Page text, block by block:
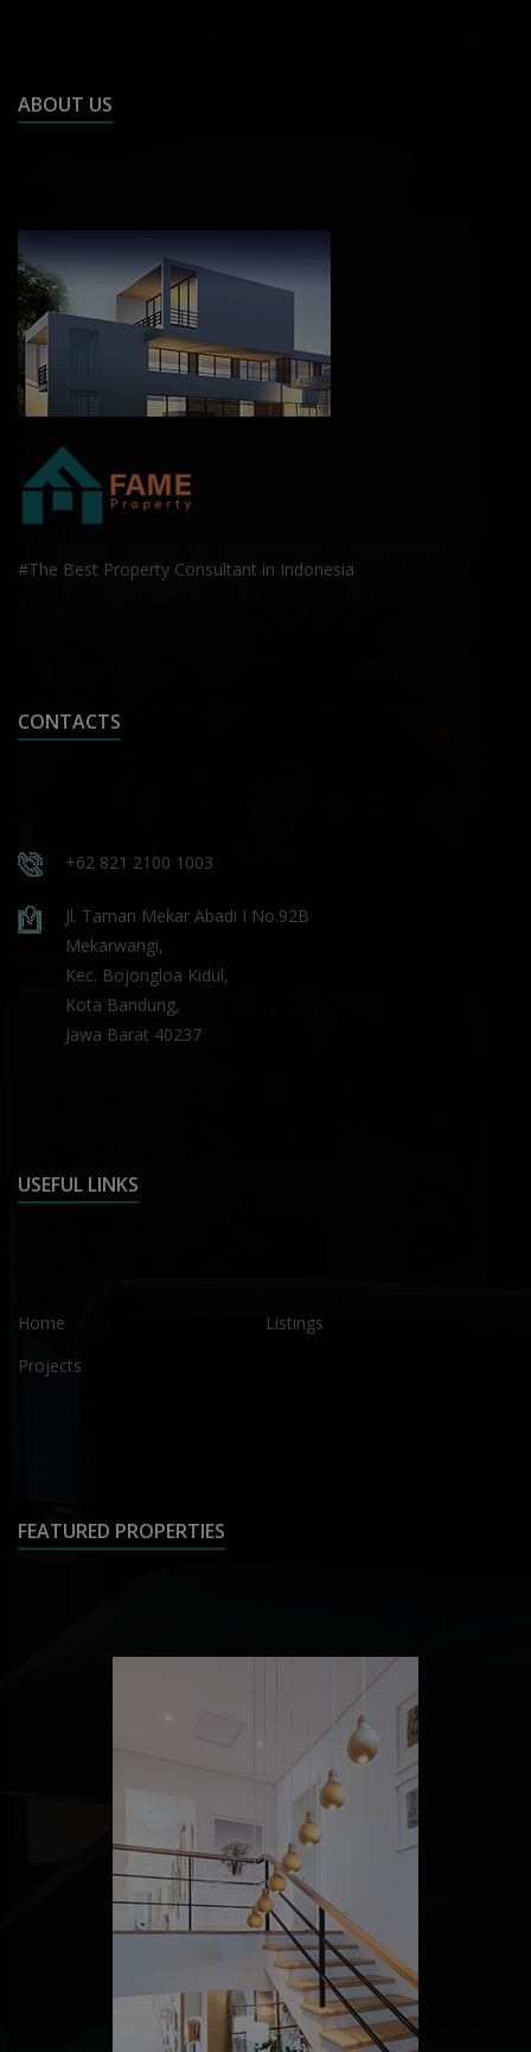
ABOUT US
#The Best Property Consultant in Indonesia
CONTACTS
+62 821 2100 1003
Jl. Taman Mekar Abadi I No.92B
Mekarwangi,
Kec. Bojongloa Kidul,
Kota Bandung,
Jawa Barat 40237
USEFUL LINKS
Home
Listings
Projects
FEATURED PROPERTIES